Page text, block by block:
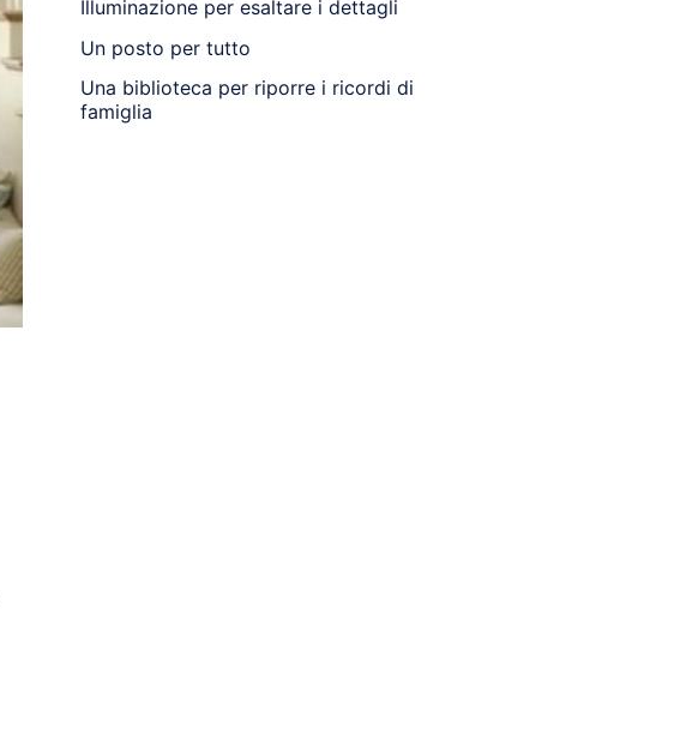
Illuminazione per esaltare i dettagli
Un posto per tutto
Una biblioteca per riporre i ricordi di
famiglia